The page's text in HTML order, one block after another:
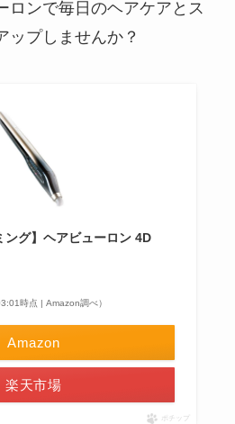
ロンで毎日のヘアケアとス
ップしませんか？
ング】ヘアビューロン 4D
時点 | Amazon調べ）
Amazon
楽天市場
ポチップ